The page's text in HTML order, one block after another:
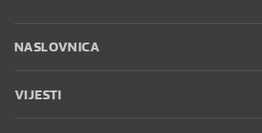
NASLOVNICA
VIJESTI